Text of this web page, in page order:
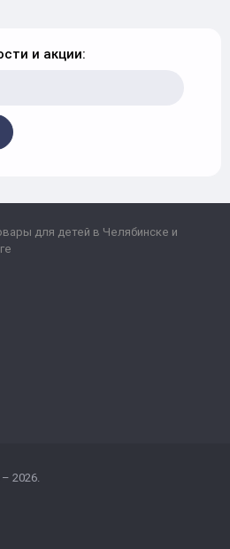
и акции:
для детей в Челябинске и
2026.